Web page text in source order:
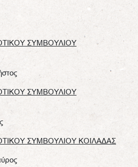
ΣΥΜΒΟΥΛΙΟΥ
ΣΥΜΒΟΥΛΙΟΥ
ΣΥΜΒΟΥΛΙΟΥ ΚΟΙΛΑΔΑΣ